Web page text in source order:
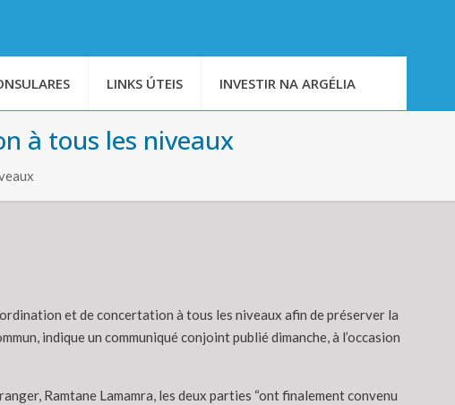
LINKS ÚTEIS INVESTIR NA ARGÉLIA
à tous les niveaux
et de concertation à tous les niveaux afin de préserver la
indique un communiqué conjoint publié dimanche, à l’occasion
Ramtane Lamamra, les deux parties “ont finalement convenu